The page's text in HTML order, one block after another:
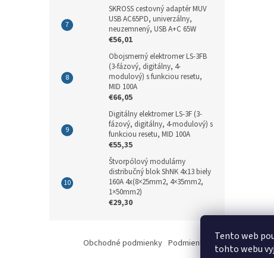
Tento web
tohto webu
SKROSS cestovný adaptér MUV
USB AC65PD, univerzálny,
neuzemnený, USB A+C 65W
€56,01
Obojsmerný elektromer LS-3FB
(3-fázový, digitálny, 4-
modulový) s funkciou resetu,
MID 100A
€66,05
Digitálny elektromer LS-3F (3-
fázový, digitálny, 4-modulový) s
funkciou resetu, MID 100A
€55,35
Štvorpólový modulárny
distribučný blok ShNK 4x13 biely
160A 4x(8×25mm2, 4×35mm2,
1×50mm2)
€29,30
Obchodné podmienky Podmienky ochrany osobných